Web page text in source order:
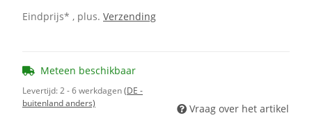
Eindprijs* , plus. Verzending
Meteen beschikbaar
Levertijd:2 - 6 werkdagen(DE -
buitenland anders)
Vraag over het artikel